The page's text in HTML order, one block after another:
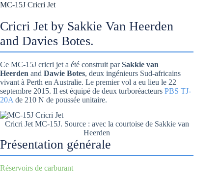
MC-15J Cricri Jet
Cricri Jet by Sakkie Van Heerden
and Davies Botes.
Ce MC-15J cricri jet a été construit parSakkie van
Heerden and Dawie Botes, deux ingénieurs Sud-africains
vivant à Perth en Australie. Le premier vol a eu lieu le 22
septembre 2015. Il est équipé de deux turboréacteurs PBS TJ-
20A de 210 N de poussée unitaire.
Cricri Jet MC-15J. Source : avec la courtoise de Sakkie van
Heerden
Présentation générale
Réservoirs de carburant